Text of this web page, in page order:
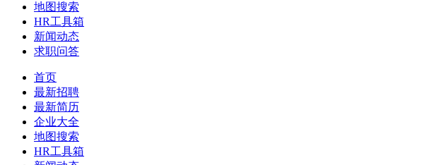
地图搜索
HR工具箱
新闻动态
求职问答
首页
最新招聘
最新简历
企业大全
地图搜索
HR工具箱